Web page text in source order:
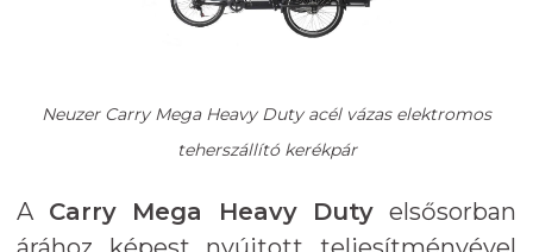
Neuzer Carry Mega Heavy Duty acél vázas elektromos
teherszállító kerékpár
A Carry Mega Heavy Duty elsősorban